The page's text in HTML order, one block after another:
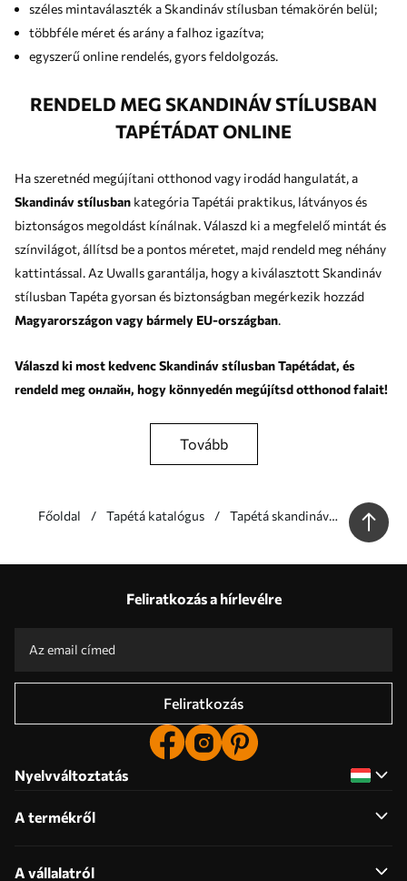
széles mintaválaszték a Skandináv stílusban témakörén belül;
többféle méret és arány a falhoz igazítva;
egyszerű online rendelés, gyors feldolgozás.
RENDELD MEG SKANDINÁV STÍLUSBAN
TAPÉTÁDAT ONLINE
Ha szeretnéd megújítani otthonod vagy irodád hangulatát, a
Skandináv stílusban kategória Tapétái praktikus, látványos és
biztonságos megoldást kínálnak. Válaszd ki a megfelelő mintát és
színvilágot, állítsd be a pontos méretet, majd rendeld meg néhány
kattintással. Az Uwalls garantálja, hogy a kiválasztott Skandináv
stílusban Tapéta gyorsan és biztonságban megérkezik hozzád
Magyarországon vagy bármely EU-országban.
Válaszd ki most kedvenc Skandináv stílusban Tapétádat, és
rendeld meg онлайн, hogy könnyedén megújítsd otthonod falait!
tovább
Főoldal Tapétá katalógus
Tapétá skandináv
Gyártás egyedi méretek szerint
Promo kódok kedvezményekkel rendelni!
Feliratkozás a hírlevélre
Feliratkozás
Nyelvváltoztatás
A termékről
A vállalatról